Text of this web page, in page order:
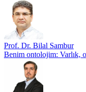
Prof. Dr. Bilal Sambur
Benim ontolojim: Varlık,